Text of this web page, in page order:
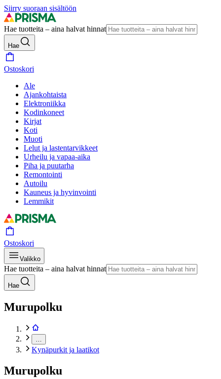
Siirry suoraan sisältöön
Hae tuotteita – aina halvat hinnat
Hae
Ostoskori
Ale
Ajankohtaista
Elektroniikka
Kodinkoneet
Kirjat
Koti
Muoti
Lelut ja lastentarvikkeet
Urheilu ja vapaa-aika
Piha ja puutarha
Remontointi
Autoilu
Kauneus ja hyvinvointi
Lemmikit
Ostoskori
Valikko
Hae tuotteita – aina halvat hinnat
Hae
Murupolku
Kynäpurkit ja laatikot
Murupolku